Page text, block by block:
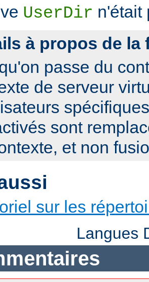
UserDir n'était
à propos de la
passe du
de serveur
sont
et non
sur les
Langues